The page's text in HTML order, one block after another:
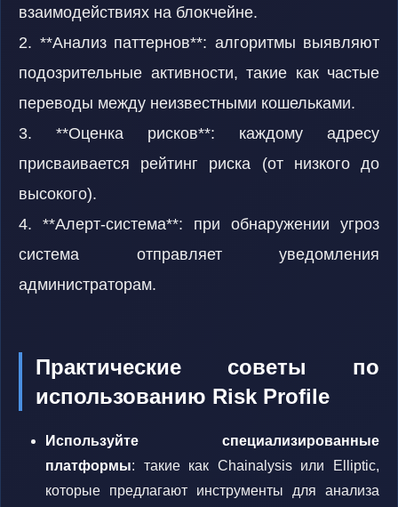
взаимодействиях на блокчейне.
2. **Анализ паттернов**: алгоритмы выявляют
подозрительные активности, такие как частые
переводы между неизвестными кошельками.
3. **Оценка рисков**: каждому адресу
присваивается рейтинг риска (от низкого до
высокого).
4. **Алерт-система**: при обнаружении угроз
система отправляет уведомления
администраторам.
Практические советы по
использованию Risk Profile
Используйте специализированные
платформы: такие как Chainalysis или Elliptic,
которые предлагают инструменты для анализа